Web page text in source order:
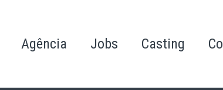
Agência Jobs Casting